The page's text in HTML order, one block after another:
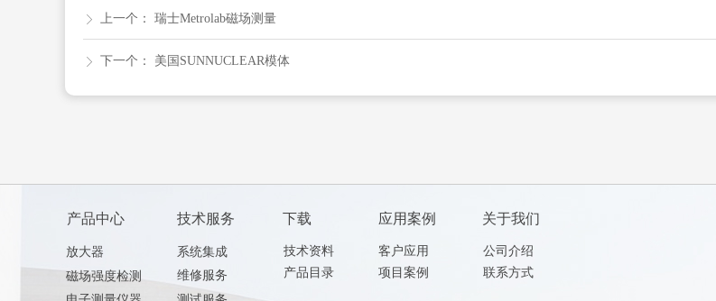
ꁕ 上一个： 瑞士Metrolab磁场测量
ꁕ 下一个： 美国SUNNUCLEAR模体
公司介绍
联系方式
客户应用
项目案例
技术资料
产品目录
放大器
磁场强度检测
关于我们
系统集成
维修服务
应用案例
下载
技术服务
产品中心